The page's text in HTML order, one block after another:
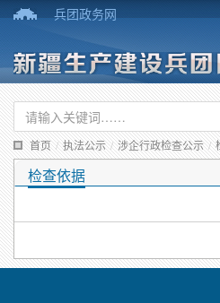
兵团政务网
首页 / 执法公示 / 涉企行政检查公示 /
检查依据